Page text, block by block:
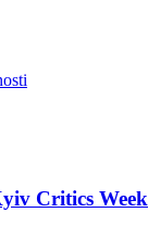
Critics Week